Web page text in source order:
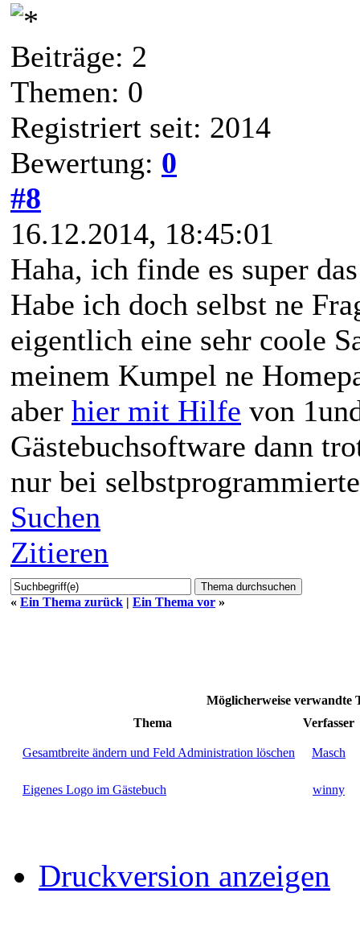
Beiträge: 2
Themen: 0
Registriert seit: 2014
Bewertung: 0
#8
16.12.2014, 18:45:01
Haha, ich finde es super
Habe ich doch selbst ne
eigentlich eine sehr coole
meinem Kumpel ne
aber hier mit Hilfe von
Gästebuchsoftware dann
nur bei
Suchen
Zitieren
« Ein Thema zurück | Ein Thema vor »
Möglicherweise verwandte
Thema
Verfasser
Gesamtbreite ändern und Feld Administration löschen Masch
Eigenes Logo im Gästebuch winny
Druckversion anzeigen